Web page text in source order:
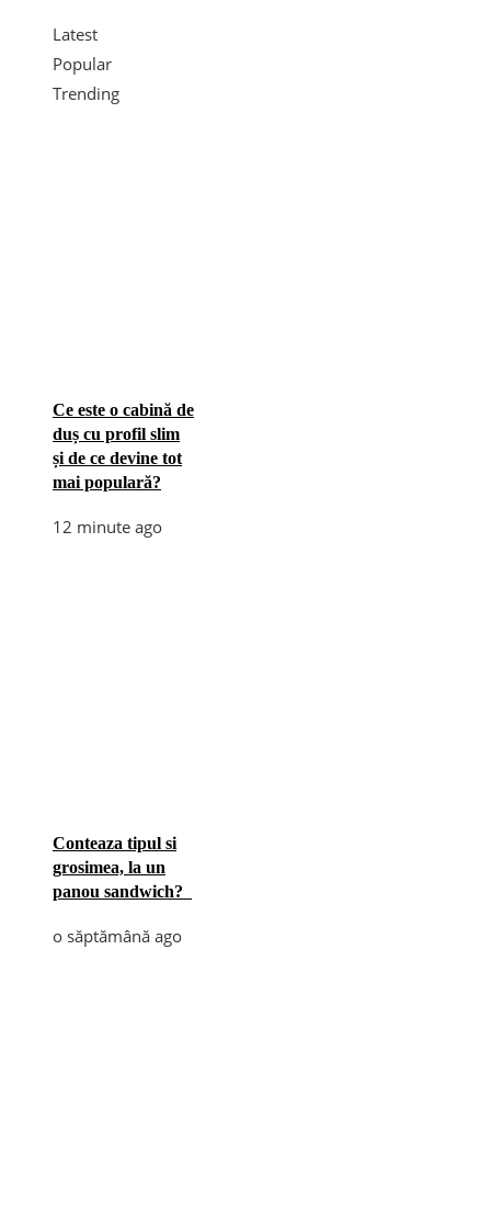
Latest
Popular
Trending
Ce este o cabină de
duș cu profil slim
și de ce devine tot
mai populară?
12 minute ago
Conteaza tipul si
grosimea, la un
panou sandwich?
o săptămână ago